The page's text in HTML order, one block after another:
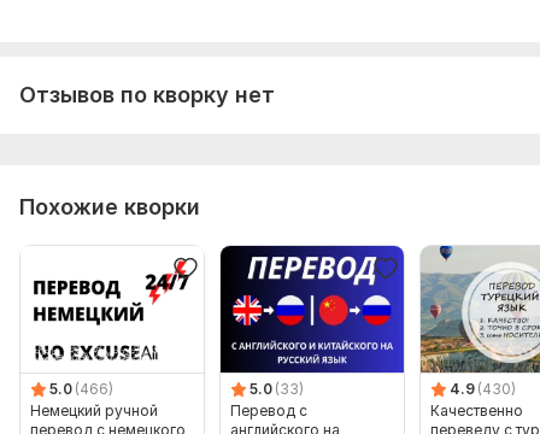
Отзывов по кворку нет
Похожие кворки
5.0 (466)
Немецкий ручной
перевод с немецкого
5.0 (33)
Перевод с
английского на
4.9 (430)
Качественно
переведу с